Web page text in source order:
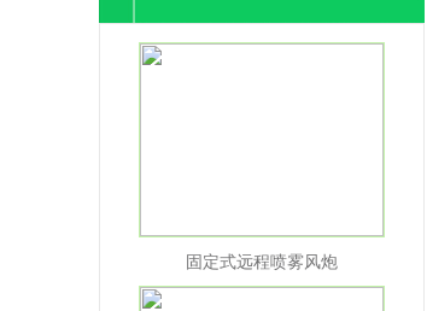
固定式远程喷雾风炮